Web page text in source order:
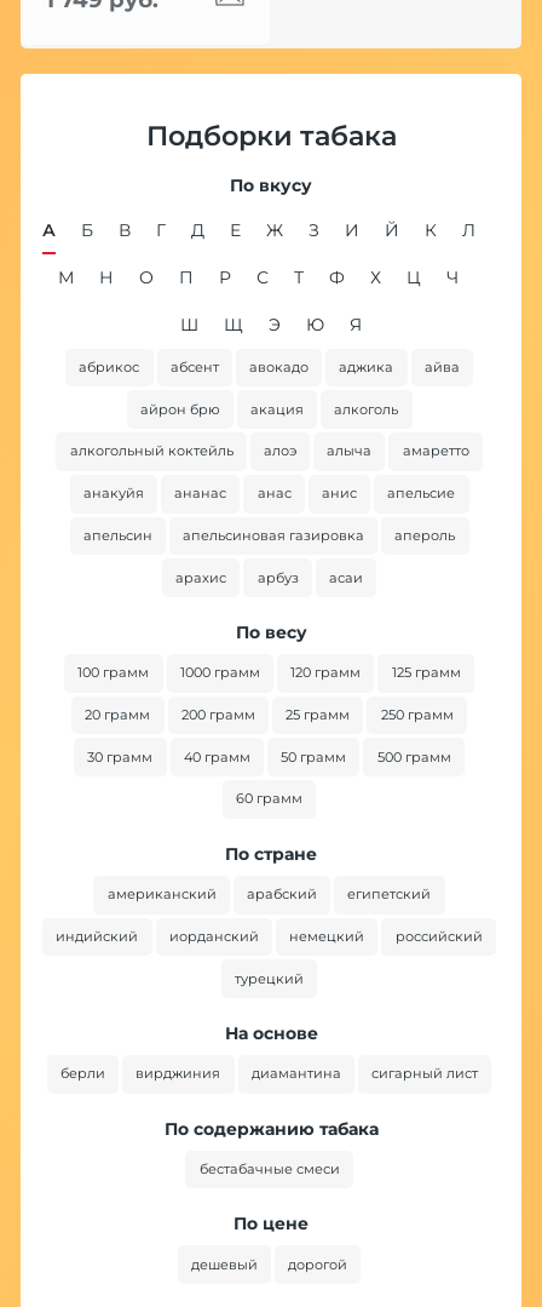
Подборки табака
По вкусу
А Б В Г Д Е Ж З И Й К Л
М Н О П Р С Т Ф Х Ц Ч
Ш Щ Э Ю Я
абрикос абсент авокадо аджика айва
айрон брю акация алкоголь
алкогольный коктейль алоэ алыча амаретто
анакуйя ананас анас анис апельсие
апельсин апельсиновая газировка апероль
арахис арбуз асаи
По весу
100 грамм 1000 грамм 120 грамм 125 грамм
20 грамм 200 грамм 25 грамм 250 грамм
30 грамм 40 грамм 50 грамм 500 грамм
60 грамм
По стране
американский арабский египетский
индийский иорданский немецкий российский
турецкий
На основе
берли вирджиния диамантина сигарный лист
По содержанию табака
бестабачные смеси
По цене
дешевый дорогой